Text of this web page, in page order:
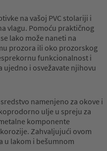
na vašoj PVC stolariji i
vlagu. Pomoću praktičnog
lako može naneti na
prozora ili oko prozorskog
funkcionalnost i
ujedno i osvežavate njihovu
namenjeno za okove i
ulje u spreju za
komponente
Zahvaljujući ovom
u lakom i bešumnom